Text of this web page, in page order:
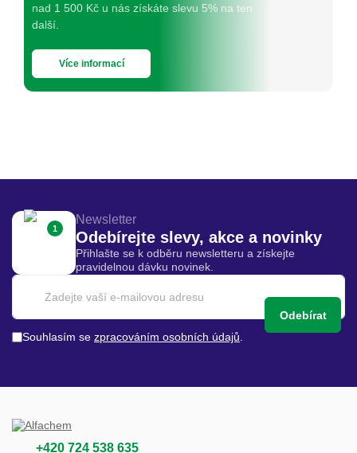
nad 1 500 Kč u nás získáte slevu 5% na ten
další.
Více informací
1
Newsletter
Odebírejte slevy, akce a novinky
Přihlašte se k odběru newsletteru a získejte
pravidelnou dávku novinek.
Odebírat
Souhlasím se zpracováním osobních údajů
+420 724 538 635